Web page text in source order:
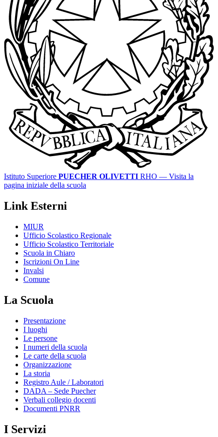
Istituto Superiore PUECHER OLIVETTI RHO — Visita la
pagina iniziale della scuola
Link Esterni
MIUR
Ufficio Scolastico Regionale
Ufficio Scolastico Territoriale
Scuola in Chiaro
Iscrizioni On Line
Invalsi
Comune
La Scuola
Presentazione
I luoghi
Le persone
I numeri della scuola
Le carte della scuola
Organizzazione
La storia
Registro Aule / Laboratori
DADA – Sede Puecher
Verbali collegio docenti
Documenti PNRR
I Servizi